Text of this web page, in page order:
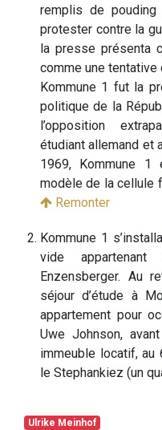
remplis de
protester contre la
la presse présenta
comme une tentative
Kommune 1 fut la
politique de la
l’opposition
étudiant allemand et
1969, Kommune
modèle de la cellule
Remonter
Kommune 1
vide
Enzensberger. Au
séjour d’étude à
appartement pour
Uwe Johnson, avant
immeuble locatif, au
le Stephankiez (un
Ulrike Meinhof